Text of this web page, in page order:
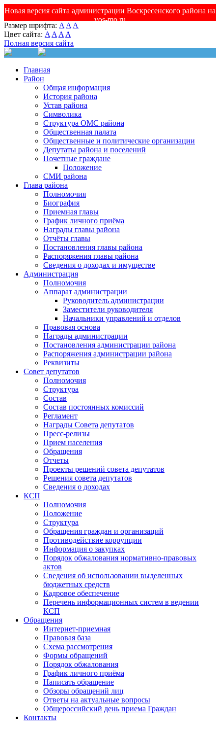
Новая версия сайта администрации Воскресенского района на
vos-mo.ru
Размер шрифта: A A A
Цвет сайта: A A A A
Полная версия сайта
Главная
Район
Общая информация
История района
Устав района
Символика
Структура ОМС района
Общественная палата
Общественные и политические организации
Депутаты района и поселений
Почетные граждане
Положение
СМИ района
Глава района
Полномочия
Биография
Приемная главы
График личного приёма
Награды главы района
Отчёты главы
Постановления главы района
Распоряжения главы района
Сведения о доходах и имуществе
Администрация
Полномочия
Аппарат администрации
Руководитель администрации
Заместители руководителя
Начальники управлений и отделов
Правовая основа
Награды администрации
Постановления администрации района
Распоряжения администрации района
Реквизиты
Совет депутатов
Полномочия
Структура
Состав
Состав постоянных комиссий
Регламент
Награды Совета депутатов
Пресс-релизы
Прием населения
Обращения
Отчеты
Проекты решений совета депутатов
Решения совета депутатов
Сведения о доходах
КСП
Полномочия
Положение
Структура
Обращения граждан и организаций
Противодействие коррупции
Информация о закупках
Порядок обжалования нормативно-правовых
актов
Сведения об использовании выделенных
бюджетных средств
Кадровое обеспечение
Перечень информационных систем в ведении
КСП
Обращения
Интернет-приемная
Правовая база
Схема рассмотрения
Формы обращений
Порядок обжалования
График личного приёма
Написать обращение
Обзоры обращений лиц
Ответы на актуальные вопросы
Общероссийский день приема Граждан
Контакты